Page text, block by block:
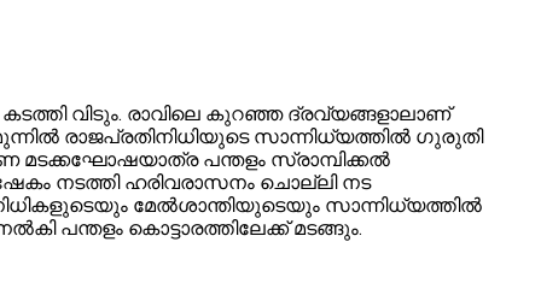
വിടും. രാവിലെ കുറഞ്ഞ ദ്രവ്യങ്ങളാലാണ്
രാജപ്രതിനിധിയുടെ സാന്നിധ്യത്തില്‍ ഗുരുതി
മടക്കഘോഷയാത്ര പന്തളം സ്രാമ്പിക്കല്‍
നടത്തി ഹരിവരാസനം ചൊല്ലി നട
മേല്‍ശാന്തിയുടെയും സാന്നിധ്യത്തില്‍
പന്തളം കൊട്ടാരത്തിലേക്ക് മടങ്ങും.